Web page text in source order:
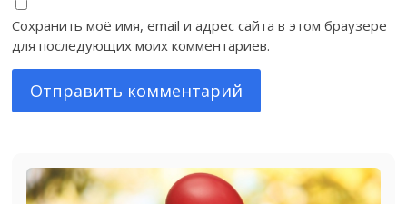
Сохранить моё имя, email и адрес сайта в этом браузере
для последующих моих комментариев.